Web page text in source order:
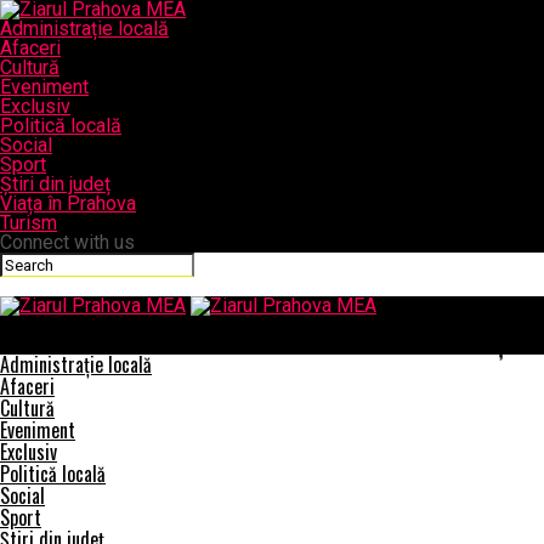
Administrație locală
Afaceri
Cultură
Eveniment
Exclusiv
Politică locală
Social
Sport
Știri din județ
Viața în Prahova
Turism
Connect with us
Administrație locală
Afaceri
Cultură
Eveniment
Exclusiv
Politică locală
Social
Sport